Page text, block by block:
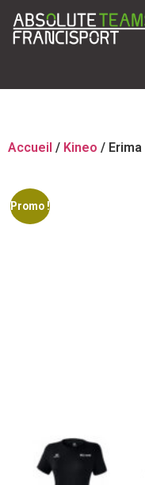
Accueil / Kineo / Erima
Promo !